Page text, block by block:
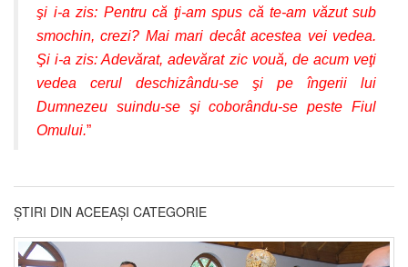
şi i-a zis: Pentru că ţi-am spus că te-am văzut sub
smochin, crezi? Mai mari decât acestea vei vedea.
Şi i-a zis: Adevărat, adevărat zic vouă, de acum veţi
vedea cerul deschizându-se şi pe îngerii lui
Dumnezeu suindu-se şi coborându-se peste Fiul
Omului.”
ȘTIRI DIN ACEEAȘI CATEGORIE